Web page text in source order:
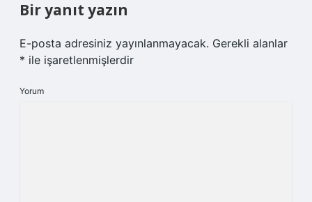
Bir yanıt yazın
E-posta adresiniz yayınlanmayacak. Gerekli alanlar
* ile işaretlenmişlerdir
Yorum